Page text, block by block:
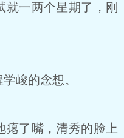
就一两个星期了，刚
峻的念想。
了嘴，清秀的脸上